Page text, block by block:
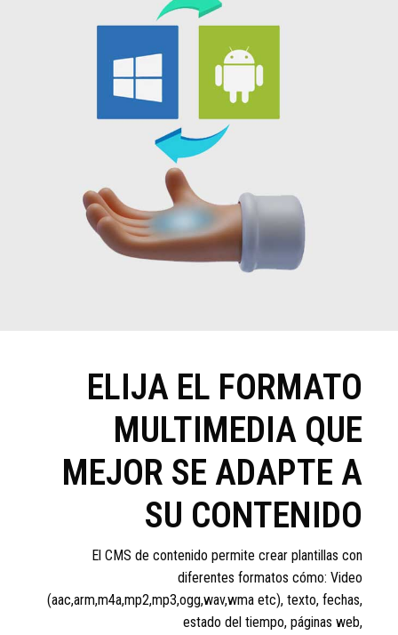
ELIJA EL FORMATO
MULTIMEDIA QUE
MEJOR SE ADAPTE A
SU CONTENIDO
El CMS de contenido permite crear plantillas con
diferentes formatos cómo: Video
(aac,arm,m4a,mp2,mp3,ogg,wav,wma etc), texto, fechas,
estado del tiempo, páginas web,